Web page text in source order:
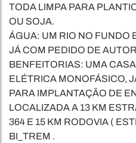
TODA LIMPA PARA
OU SOJA.
ÁGUA: UM RIO NO FUNDO
JÁ COM PEDIDO DE
BENFEITORIAS: UMA
ELÉTRICA MONOFÁSICO,
PARA IMPLANTAÇÃO DE
LOCALIZADA A 13 KM
364 E 15 KM RODOVIA (
BI_TREM .